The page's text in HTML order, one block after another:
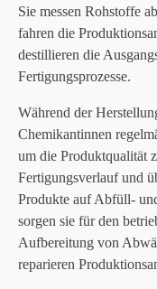
Sie messen Rohstoffe
fahren die
destillieren die
Fertigungsprozesse.
Während der
Chemikantinnen
um die Produktqualität
Fertigungsverlauf und
Produkte auf Abfüll-
sorgen sie für den
Aufbereitung von
reparieren